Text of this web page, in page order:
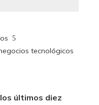
tecnológicos
últimos diez